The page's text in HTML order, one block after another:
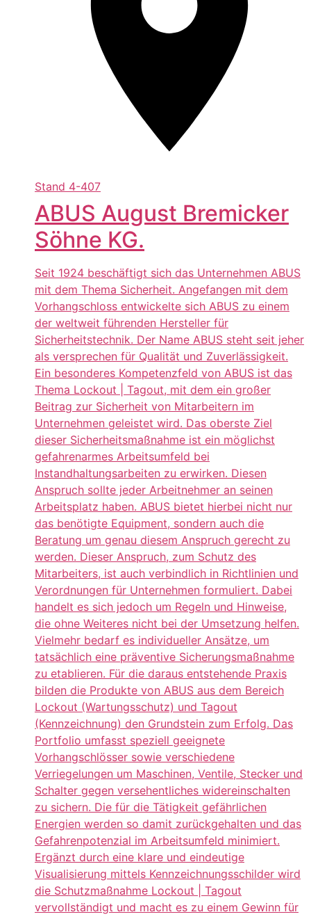
Stand 4-407
ABUS August Bremicker
Söhne KG.
Seit 1924 beschäftigt sich das Unternehmen ABUS
mit dem Thema Sicherheit. Angefangen mit dem
Vorhangschloss entwickelte sich ABUS zu einem
der weltweit führenden Hersteller für
Sicherheitstechnik. Der Name ABUS steht seit jeher
als versprechen für Qualität und Zuverlässigkeit.
Ein besonderes Kompetenzfeld von ABUS ist das
Thema Lockout | Tagout, mit dem ein großer
Beitrag zur Sicherheit von Mitarbeitern im
Unternehmen geleistet wird. Das oberste Ziel
dieser Sicherheitsmaßnahme ist ein möglichst
gefahrenarmes Arbeitsumfeld bei
Instandhaltungsarbeiten zu erwirken. Diesen
Anspruch sollte jeder Arbeitnehmer an seinen
Arbeitsplatz haben. ABUS bietet hierbei nicht nur
das benötigte Equipment, sondern auch die
Beratung um genau diesem Anspruch gerecht zu
werden. Dieser Anspruch, zum Schutz des
Mitarbeiters, ist auch verbindlich in Richtlinien und
Verordnungen für Unternehmen formuliert. Dabei
handelt es sich jedoch um Regeln und Hinweise,
die ohne Weiteres nicht bei der Umsetzung helfen.
Vielmehr bedarf es individueller Ansätze, um
tatsächlich eine präventive Sicherungsmaßnahme
zu etablieren. Für die daraus entstehende Praxis
bilden die Produkte von ABUS aus dem Bereich
Lockout (Wartungsschutz) und Tagout
(Kennzeichnung) den Grundstein zum Erfolg. Das
Portfolio umfasst speziell geeignete
Vorhangschlösser sowie verschiedene
Verriegelungen um Maschinen, Ventile, Stecker und
Schalter gegen versehentliches widereinschalten
zu sichern. Die für die Tätigkeit gefährlichen
Energien werden so damit zurückgehalten und das
Gefahrenpotenzial im Arbeitsumfeld minimiert.
Ergänzt durch eine klare und eindeutige
Visualisierung mittels Kennzeichnungsschilder wird
die Schutzmaßnahme Lockout | Tagout
vervollständigt und macht es zu einem Gewinn für